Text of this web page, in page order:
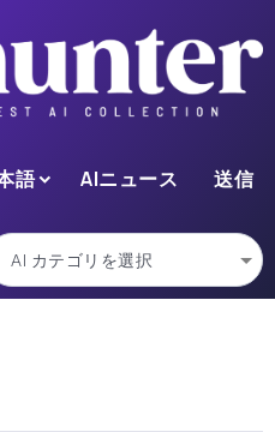
語 AIニュース 送信